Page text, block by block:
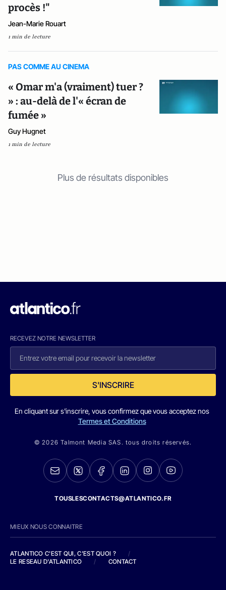
procès !"
Jean-Marie Rouart
1 min de lecture
PAS COMME AU CINEMA
« Omar m'a (vraiment) tuer ?
» : au-delà de l'« écran de
fumée »
Guy Hugnet
1 min de lecture
Plus de résultats disponibles
RECEVEZ NOTRE NEWSLETTER
S'INSCRIRE
En cliquant sur s'inscrire, vous confirmez que vous acceptez nos
Termes et Conditions
© 2026 Talmont Media SAS. tous droits réservés.
TOUSLESCONTACTS@ATLANTICO.FR
MIEUX NOUS CONNAITRE
ATLANTICO C'EST QUI, C'EST QUOI ?
/
LE RESEAU D'ATLANTICO
/ CONTACT